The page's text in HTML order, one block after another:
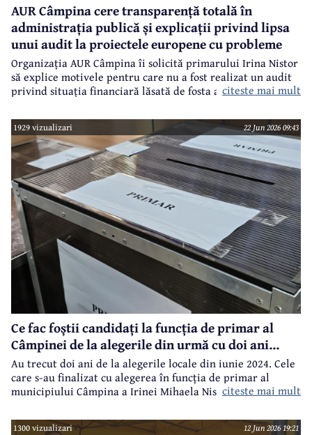
AUR Câmpina cere transparență totală în
administrația publică și explicații privind lipsa
unui audit la proiectele europene cu probleme
Organizația AUR Câmpina îi solicită primarului Irina Nistor
să explice motivele pentru care nu a fost realizat un audit
privind situația financiară lăsată de fosta administrație.
citeste mai mult
1929 vizualizari 22 Jun 2026 09:43
Ce fac foștii candidați la funcția de primar al
Câmpinei de la alegerile din urmă cu doi ani...
Au trecut doi ani de la alegerile locale din iunie 2024. Cele
care s-au finalizat cu alegerea în funcția de primar al
municipiului Câmpina a Irinei Mihaela Nistor, care l-a
Moldoveanu.
citeste mai mult
1300 vizualizari 12 Jun 2026 19:21